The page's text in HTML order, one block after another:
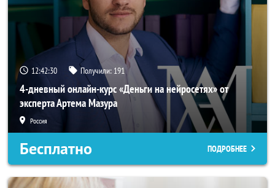
12:42:28 Получили: 191
4-дневный онлайн-курс «Деньги на нейросетях» от
эксперта Артема Мазура
Россия
Бесплатно ПОДРОБНЕЕ